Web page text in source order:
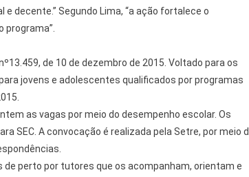
decente.” Segundo Lima, “a ação fortalece o
de 10 de dezembro de 2015. Voltado para os
jovens e adolescentes qualificados por programas
as vagas por meio do desempenho escolar. Os
SEC. A convocação é realizada pela Setre, por meio
perto por tutores que os acompanham, orientam e